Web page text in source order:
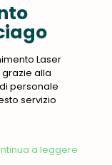
Laser
alla
personale
servizio
a leggere